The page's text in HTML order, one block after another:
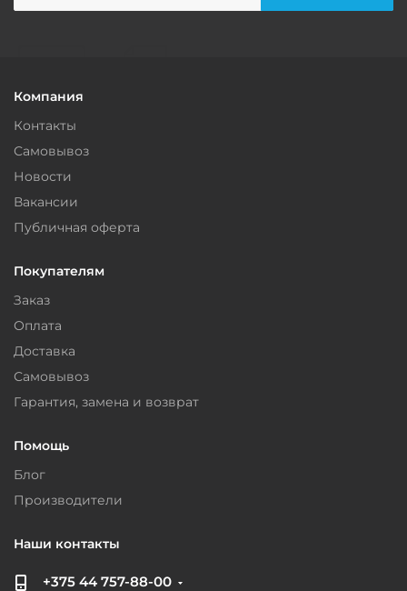
Компания
Контакты
Самовывоз
Новости
Вакансии
Публичная оферта
Покупателям
Заказ
Оплата
Доставка
Самовывоз
Гарантия, замена и возврат
Помощь
Блог
Производители
Наши контакты
+375 44 757-88-00